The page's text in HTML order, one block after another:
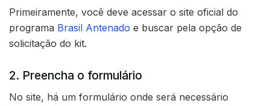
Primeiramente, você deve acessar o site oficial do
programa Brasil Antenado e buscar pela opção de
solicitação do kit.
2. Preencha o formulário
No site, há um formulário onde será necessário